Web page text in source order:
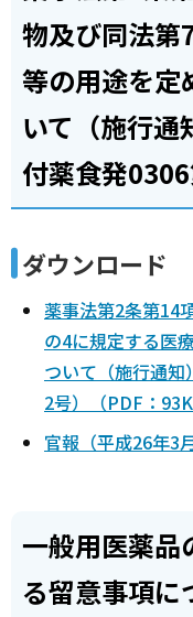
物及び同法第
等の用途を定
いて（施行通
付薬食発0306
ダウンロード
薬事法第2条第14
の4に規定する医
ついて（施行通
2号）（PDF：
官報（平成26年3
一般用医薬品
る留意事項